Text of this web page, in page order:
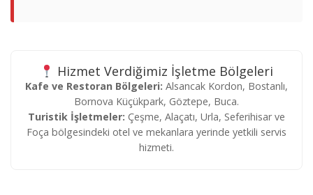
Hizmet Verdiğimiz İşletme Bölgeleri
Kafe ve Restoran Bölgeleri: Alsancak Kordon, Bostanlı,
Bornova Küçükpark, Göztepe, Buca.
Turistik İşletmeler: Çeşme, Alaçatı, Urla, Seferihisar ve
Foça bölgesindeki otel ve mekanlara yerinde yetkili servis
hizmeti.